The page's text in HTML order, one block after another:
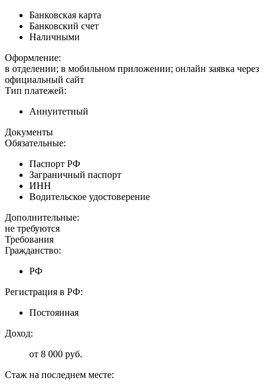
Банковская карта
Банковский счет
Наличными
Оформление:
в отделении; в мобильном приложении; онлайн заявка через
официальный сайт
Тип платежей:
Аннуитетный
Документы
Обязательные:
Паспорт РФ
Заграничный паспорт
ИНН
Водительское удостоверение
Дополнительные:
не требуются
Требования
Гражданство:
РФ
Регистрация в РФ:
Постоянная
Доход:
от 8 000 руб.
Стаж на последнем месте: